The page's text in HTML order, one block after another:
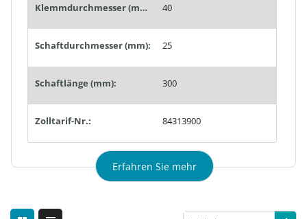
Klemmdurchmesser (mm): 40
Schaftdurchmesser (mm): 25
Schaftlänge (mm): 300
Zolltarif-Nr.: 84313900
Erfahren Sie mehr